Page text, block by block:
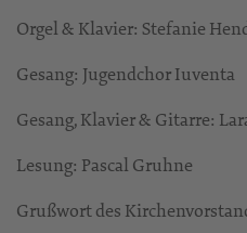
Orgel & Klavier: Stefanie
Gesang: Jugendchor Iuventa
Gesang, Klavier & Gitarre:
Lesung: Pascal Gruhne
Grußwort des